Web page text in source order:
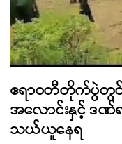
ဧရာဝတီတိုက်ပွဲတွင်
အလောင်းနှင့် ဒဏ်ရ
သယ်ယူနေရ